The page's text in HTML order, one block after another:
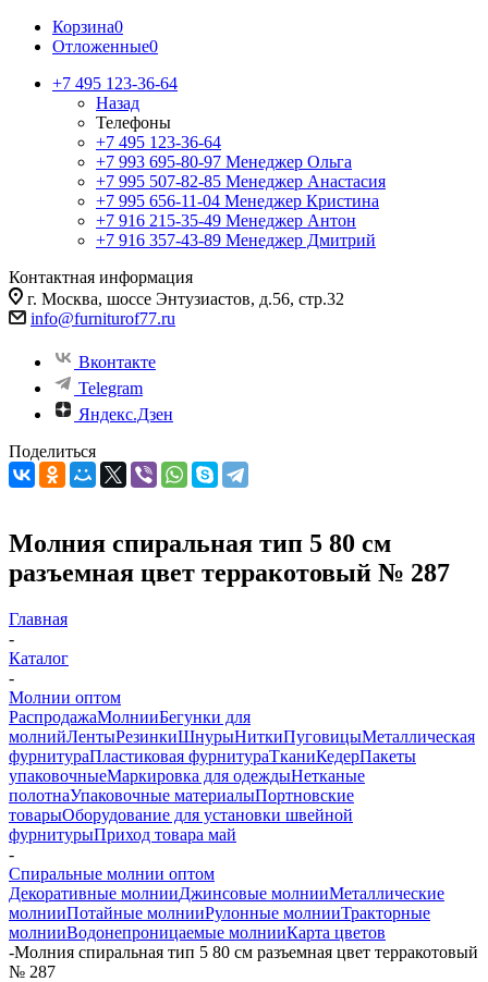
Корзина0
Отложенные0
+7 495 123-36-64
Назад
Телефоны
+7 495 123-36-64
+7 993 695-80-97 Менеджер Ольга
+7 995 507-82-85 Менеджер Анастасия
+7 995 656-11-04 Менеджер Кристина
+7 916 215-35-49 Менеджер Антон
+7 916 357-43-89 Менеджер Дмитрий
Контактная информация
г. Москва, шоссе Энтузиастов, д.56, стр.32
info@furniturof77.ru
Вконтакте
Telegram
Яндекс.Дзен
Поделиться
Молния спиральная тип 5 80 см
разъемная цвет терракотовый № 287
Главная
-
Каталог
-
Молнии оптом
РаспродажаМолнииБегунки для
молнийЛентыРезинкиШнурыНиткиПуговицыМеталлическая
фурнитураПластиковая фурнитураТканиКедерПакеты
упаковочныеМаркировка для одеждыНетканые
полотнаУпаковочные материалыПортновские
товарыОборудование для установки швейной
фурнитурыПриход товара май
-
Спиральные молнии оптом
Декоративные молнииДжинсовые молнииМеталлические
молнииПотайные молнииРулонные молнииТракторные
молнииВодонепроницаемые молнииКарта цветов
-Молния спиральная тип 5 80 см разъемная цвет терракотовый
№ 287